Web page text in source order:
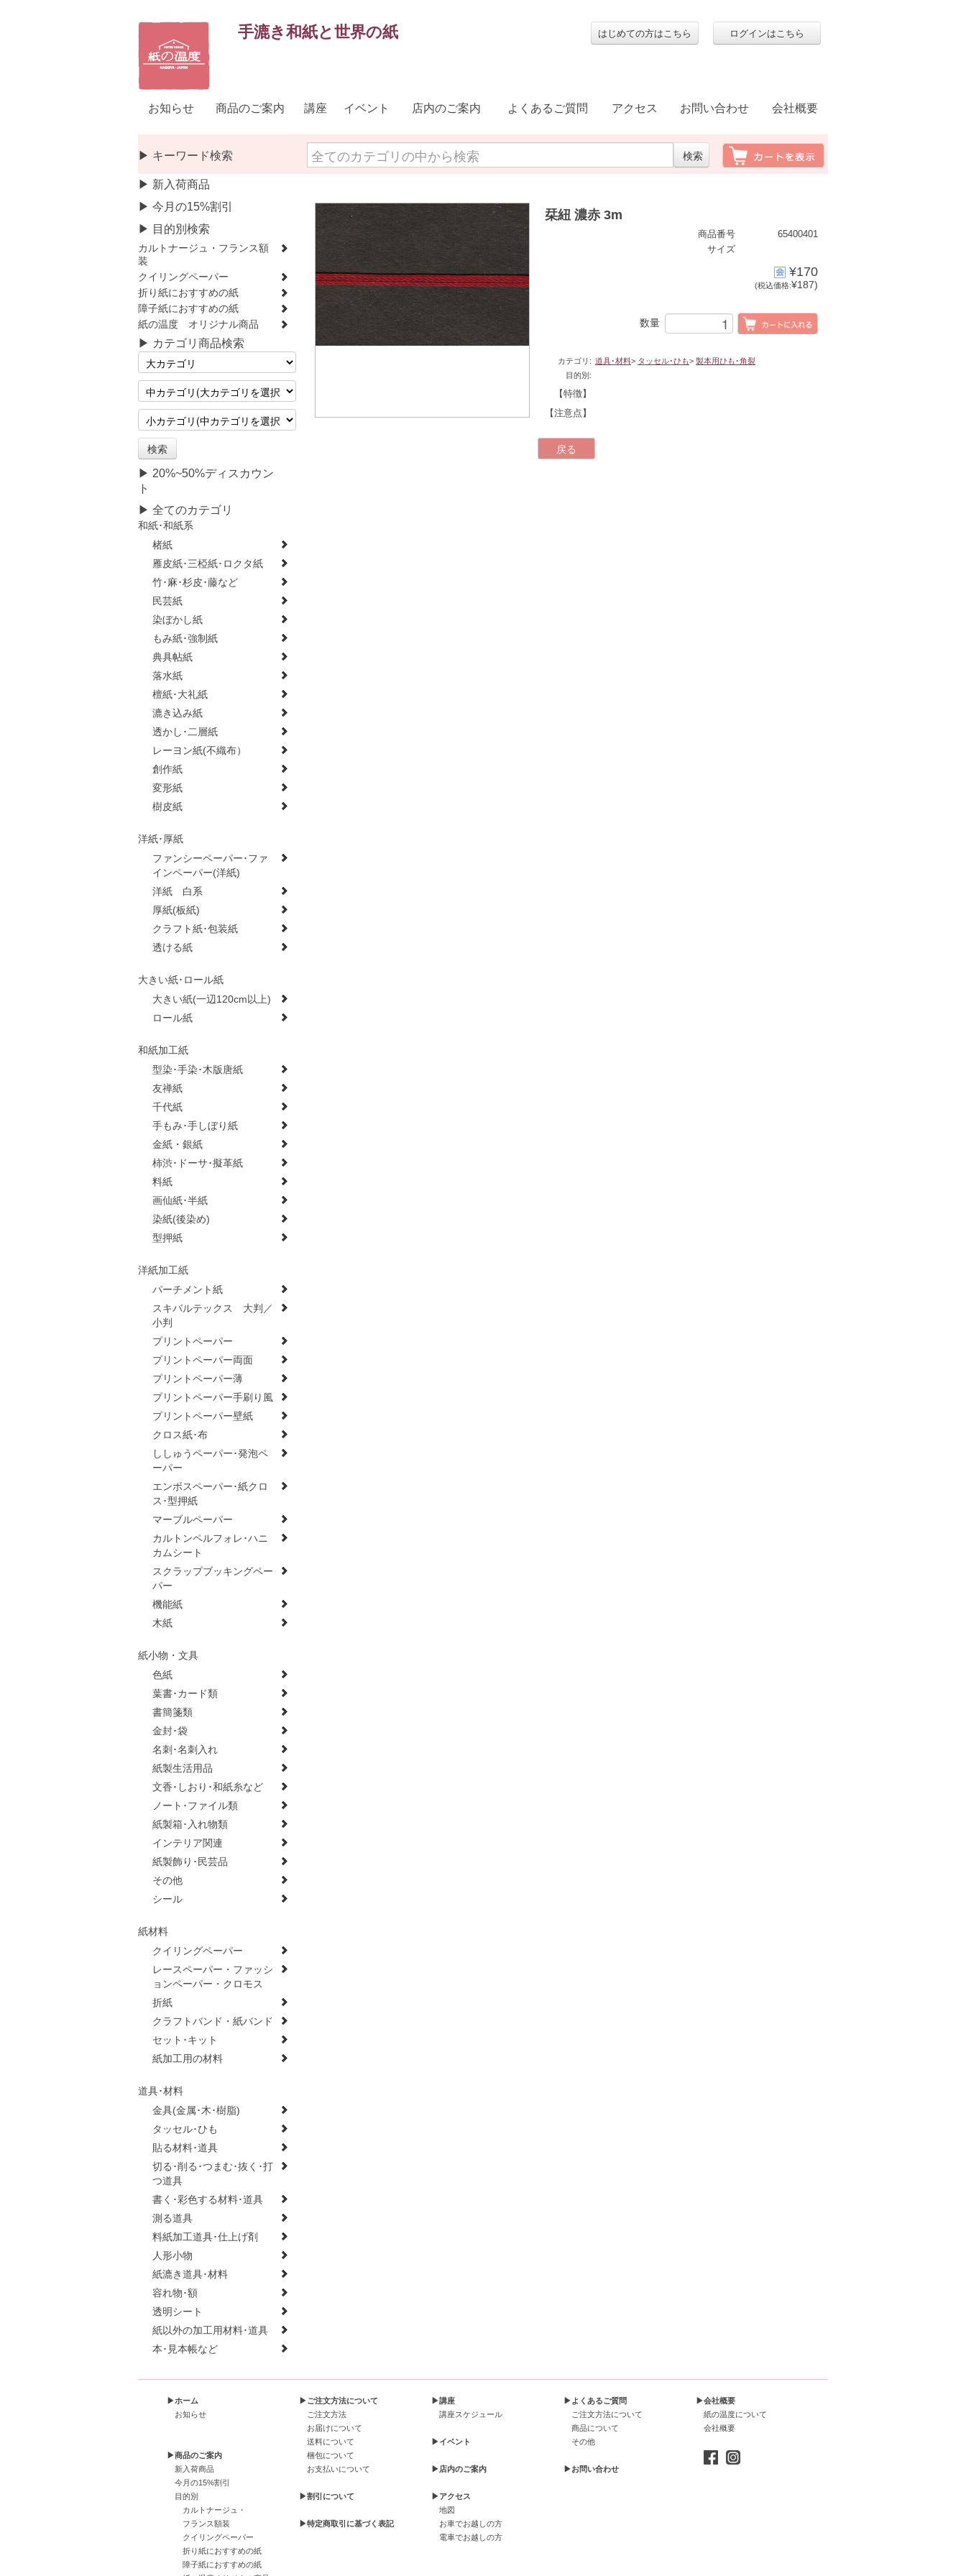
手漉き和紙と世界の紙 ログインはこちら
はじめての方はこちら
お知らせ 商品のご案内 講座 イベント 店内のご案内 よくあるご質問 アクセス お問い合わせ 会社概要
▶ キーワード検索
▶ 新入荷商品
▶ 今月の15%割引
▶ 目的別検索
カルトナージュ・フランス額
装
クイリングペーパー
折り紙におすすめの紙
障子紙におすすめの紙
紙の温度 オリジナル商品
▶ カテゴリ商品検索
▶ 20%~50%ディスカウン
ト
▶ 全てのカテゴリ
和紙･和紙系
楮紙
雁皮紙･三椏紙･ロクタ紙
竹･麻･杉皮･藤など
民芸紙
染ぼかし紙
もみ紙･強制紙
典具帖紙
落水紙
檀紙･大礼紙
漉き込み紙
透かし･二層紙
レーヨン紙(不織布）
創作紙
変形紙
樹皮紙
洋紙･厚紙
ファンシーペーパー･ファ
インペーパー(洋紙)
洋紙 白系
厚紙(板紙)
クラフト紙･包装紙
透ける紙
大きい紙･ロール紙
大きい紙(一辺120cm以上)
ロール紙
和紙加工紙
型染･手染･木版唐紙
友禅紙
千代紙
手もみ･手しぼり紙
金紙・銀紙
柿渋･ドーサ･擬革紙
料紙
画仙紙･半紙
染紙(後染め)
型押紙
洋紙加工紙
パーチメント紙
スキバルテックス 大判／
小判
プリントペーパー
プリントペーパー両面
プリントペーパー薄
プリントペーパー手刷り風
プリントペーパー壁紙
クロス紙･布
ししゅうペーパー･発泡ペ
ーパー
エンボスペーパー･紙クロ
ス･型押紙
マーブルペーパー
カルトンペルフォレ･ハニ
カムシート
スクラップブッキングペー
パー
機能紙
木紙
紙小物・文具
色紙
葉書･カード類
書簡箋類
金封･袋
名刺･名刺入れ
紙製生活用品
文香･しおり･和紙糸など
ノート･ファイル類
紙製箱･入れ物類
インテリア関連
紙製飾り･民芸品
その他
シール
紙材料
クイリングペーパー
レースペーパー・ファッシ
ョンペーパー・クロモス
折紙
クラフトバンド・紙バンド
セット･キット
紙加工用の材料
道具･材料
金具(金属･木･樹脂)
タッセル･ひも
貼る材料･道具
切る･削る･つまむ･抜く･打
つ道具
書く･彩色する材料･道具
測る道具
料紙加工道具･仕上げ剤
人形小物
紙漉き道具･材料
容れ物･額
透明シート
紙以外の加工用材料･道具
本･見本帳など
栞紐 濃赤 3m
65400401
商品番号
サイズ
¥170
(税込価格:¥187)
数量
カテゴリ: 道具･材料> タッセル･ひも> 製本用ひも･角裂
目的別:
【特徴】
【注意点】
▶ホーム
お知らせ
▶商品のご案内
新入荷商品
今月の15%割引
目的別
カルトナージュ・
フランス額装
クイリングペーパー
折り紙におすすめの紙
障子紙におすすめの紙
▶ご注文方法について
ご注文方法
お届けについて
送料について
梱包について
お支払いについて
▶割引について
▶特定商取引に基づく表記
▶講座
講座スケジュール
▶イベント
▶店内のご案内
▶アクセス
地図
お車でお越しの方
電車でお越しの方
▶よくあるご質問
ご注文方法について
商品について
その他
▶お問い合わせ
▶会社概要
紙の温度について
会社概要